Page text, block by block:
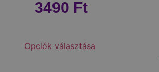
3490 Ft
Opciók választása